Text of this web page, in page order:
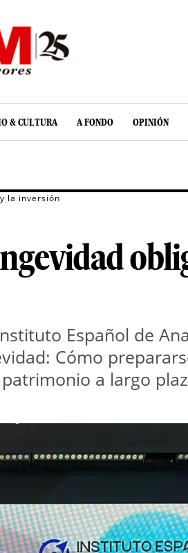
& CULTURA A FONDO OPINIÓN
la inversión
Español de
Cómo
a largo